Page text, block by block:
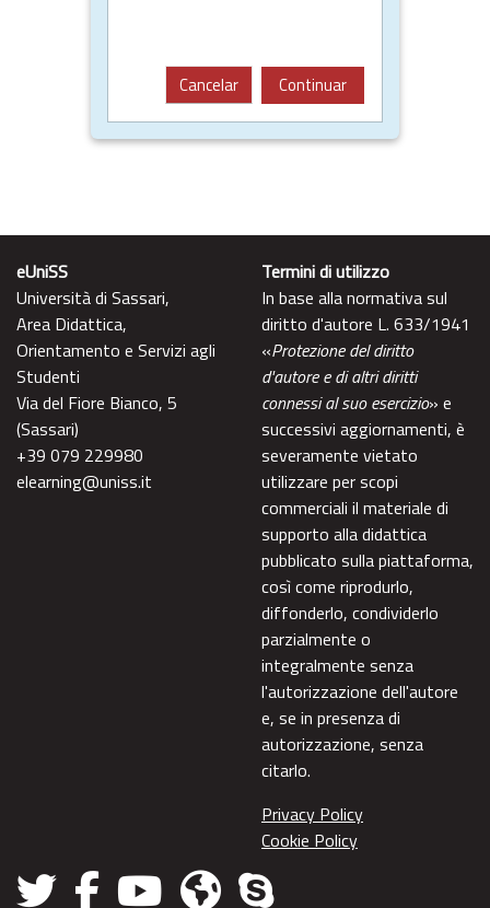
Cancelar Continuar
eUniSS
Università di Sassari,
Area Didattica,
Orientamento e Servizi agli
Studenti
Via del Fiore Bianco, 5
(Sassari)
+39 079 229980
elearning@uniss.it
Termini di utilizzo
In base alla normativa sul
diritto d'autore L. 633/1941
«Protezione del diritto
d'autore e di altri diritti
connessi al suo esercizio» e
successivi aggiornamenti, è
severamente vietato
utilizzare per scopi
commerciali il materiale di
supporto alla didattica
pubblicato sulla piattaforma,
così come riprodurlo,
diffonderlo, condividerlo
parzialmente o
integralmente senza
l'autorizzazione dell'autore
e, se in presenza di
autorizzazione, senza
citarlo.
Privacy Policy
Cookie Policy